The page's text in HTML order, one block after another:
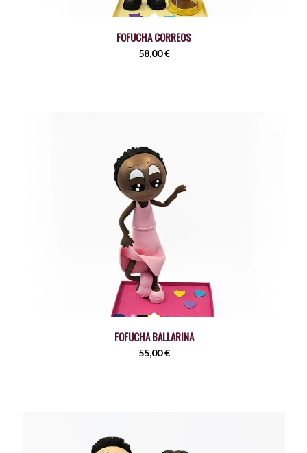
FOFUCHA CORREOS
58,00€
FOFUCHA BALLARINA
55,00€